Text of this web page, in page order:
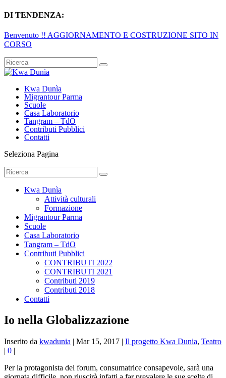
DI TENDENZA:
Benvenuto !! AGGIORNAMENTO E COSTRUZIONE SITO IN
CORSO
Kwa Dunìa
Migrantour Parma
Scuole
Casa Laboratorio
Tangram – TdO
Contributi Pubblici
Contatti
Seleziona Pagina
Kwa Dunìa
Attività culturali
Formazione
Migrantour Parma
Scuole
Casa Laboratorio
Tangram – TdO
Contributi Pubblici
CONTRIBUTI 2022
CONTRIBUTI 2021
Contributi 2019
Contributi 2018
Contatti
Io nella Globalizzazione
Inserito da kwadunia | Mar 15, 2017 | Il progetto Kwa Dunia, Teatro
| 0 |
Per la protagonista del forum, consumatrice consapevole, sarà una